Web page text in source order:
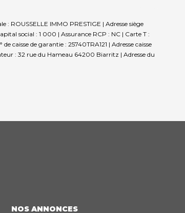
: ROUSSELLE IMMO PRESTIGE | Adresse siège
social : 1 000 | Assurance RCP : NC | Carte T :
de garantie : 25740TRA121 | Adresse caisse
: 32 rue du Hameau 64200 Biarritz | Adresse du
NOS ANNONCES